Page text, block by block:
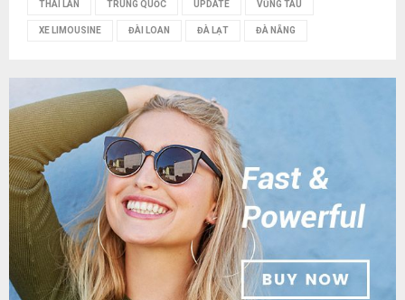
THÁI LAN TRUNG QUỐC UPDATE VŨNG TÀU
XE LIMOUSINE ĐÀI LOAN ĐÀ LẠT ĐÀ NẴNG